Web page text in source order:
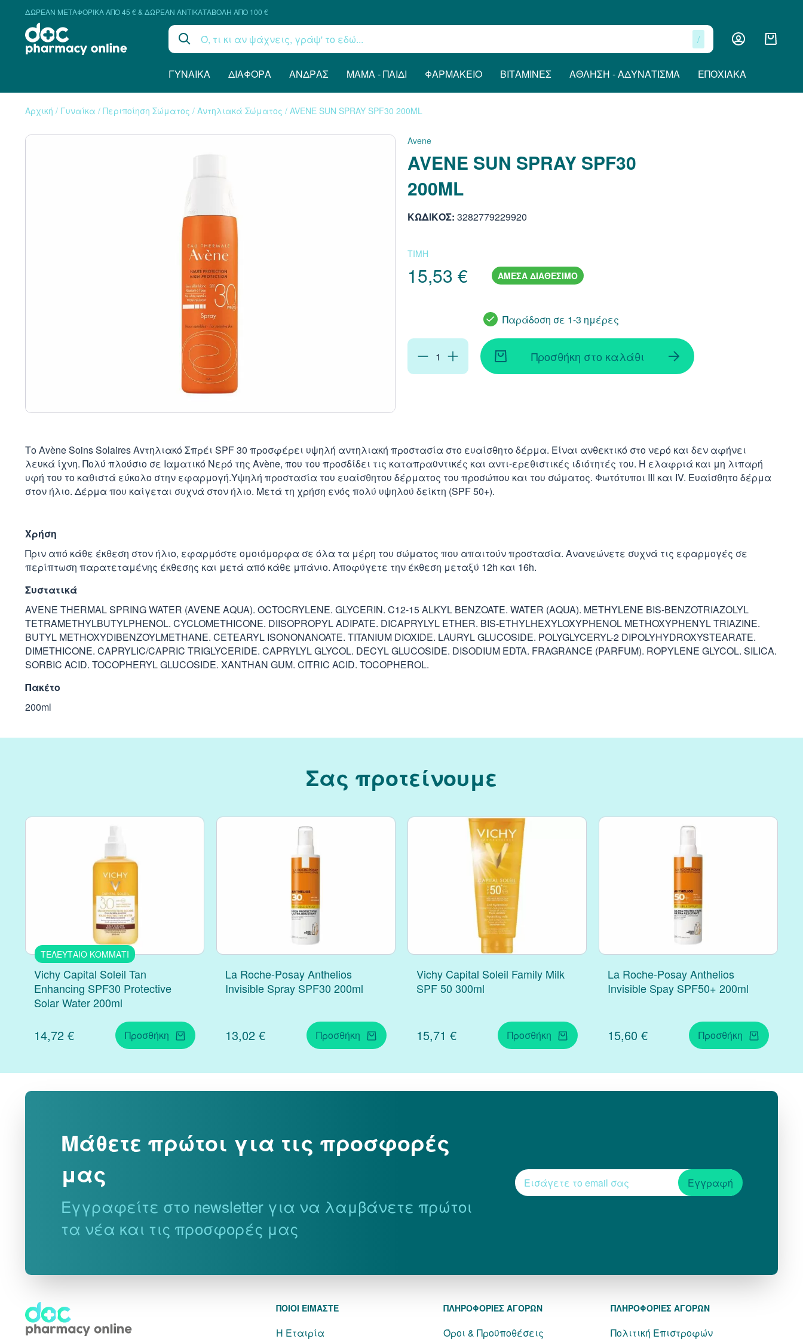
ΔΩΡΕΑΝ ΜΕΤΑΦΟΡΙΚΑ ΑΠΟ 45 € & ΔΩΡΕΑΝ ΑΝΤΙΚΑΤΑΒΟΛΗ ΑΠΟ 100 €
/
ΓΥΝΑΊΚΑ ΔΙΆΦΟΡΑ ΆΝΔΡΑΣ ΜΑΜΆ - ΠΑΙΔΊ ΦΑΡΜΑΚΕΊΟ ΒΙΤΑΜΊΝΕΣ ΆΘΛΗΣΗ - ΑΔΥΝΆΤΙΣΜΑ ΕΠΟΧΙΑΚΆ
Αρχική / Γυναίκα / Περιποίηση Σώματος / Αντηλιακά Σώματος / AVENE SUN SPRAY SPF30 200ML
Avene
AVENE SUN SPRAY SPF30
200ML
ΚΩΔΙΚΟΣ: 3282779229920
ΤΙΜΗ
15,53 € ΑΜΕΣΑ ΔΙΑΘΕΣΙΜΟ
Παράδοση σε 1-3 ημέρες
Προσθήκη στο καλάθι
Το Avène Soins Solaires Αvτηλιακό Σπρέι SPF 30 προσφέρει υψηλή αντηλιακή προστασία στο ευαίσθητο δέρμα. Είναι ανθεκτικό στο νερό και δεν αφήνει
λευκά ίχνη. Πολύ πλούσιο σε Ιαματικό Νερό της Avène, που του προσδίδει τις καταπραϋντικές και αντι-ερεθιστικές ιδιότητές του. Η ελαφριά και μη λιπαρή
υφή του το καθιστά εύκολο στην εφαρμογή.Υψηλή προστασία του ευαίσθητου δέρματος του προσώπου και του σώματος. Φωτότυποι III και IV. Ευαίσθητο δέρμα
στον ήλιο. Δέρμα που καίγεται συχνά στον ήλιο. Μετά τη χρήση ενός πολύ υψηλού δείκτη (SPF 50+).
Χρήση
Πριν από κάθε έκθεση στον ήλιο, εφαρμόστε ομοιόμορφα σε όλα τα μέρη του σώματος που απαιτούν προστασία. Ανανεώνετε συχνά τις εφαρμογές σε
περίπτωση παρατεταμένης έκθεσης και μετά από κάθε μπάνιο. Αποφύγετε την έκθεση μεταξύ 12h και 16h.
Συστατικά
AVENE THERMAL SPRING WATER (AVENE AQUA). OCTOCRYLENE. GLYCERIN. C12-15 ALKYL BENZOATE. WATER (AQUA). METHYLENE BIS-BENZOTRIAZOLYL
TETRAMETHYLBUTYLPHENOL. CYCLOMETHICONE. DIISOPROPYL ADIPATE. DICAPRYLYL ETHER. BIS-ETHYLHEXYLOXYPHENOL METHOXYPHENYL TRIAZINE.
BUTYL METHOXYDIBENZOYLMETHANE. CETEARYL ISONONANOATE. TITANIUM DIOXIDE. LAURYL GLUCOSIDE. POLYGLYCERYL-2 DIPOLYHYDROXYSTEARATE.
DIMETHICONE. CAPRYLIC/CAPRIC TRIGLYCERIDE. CAPRYLYL GLYCOL. DECYL GLUCOSIDE. DISODIUM EDTA. FRAGRANCE (PARFUM). ROPYLENE GLYCOL. SILICA.
SORBIC ACID. TOCOPHERYL GLUCOSIDE. XANTHAN GUM. CITRIC ACID. TOCOPHEROL.
Πακέτο
200ml
Σας προτείνουμε
ΤΕΛΕΥΤΑΙΟ ΚΟΜΜΑΤΙ
Vichy Capital Soleil Tan
Enhancing SPF30 Protective
Solar Water 200ml
14,72 € Προσθήκη
La Roche-Posay Anthelios
Invisible Spray SPF30 200ml
13,02 € Προσθήκη
Vichy Capital Soleil Family Milk
SPF 50 300ml
15,71 € Προσθήκη
La Roche-Posay Anthelios
Invisible Spay SPF50+ 200ml
15,60 € Προσθήκη
Μάθετε πρώτοι για τις προσφορές
μας
Εγγραφείτε στο newsletter για να λαμβάνετε πρώτοι
τα νέα και τις προσφορές μας
Εγγραφή
ΠΟΙΟΙ ΕΙΜΑΣΤΕ
Η Εταιρία
ΠΛΗΡΟΦΟΡΙΕΣ ΑΓΟΡΩΝ
Όροι & Προϋποθέσεις
ΠΛΗΡΟΦΟΡΙΕΣ ΑΓΟΡΩΝ
Πολιτική Επιστροφών